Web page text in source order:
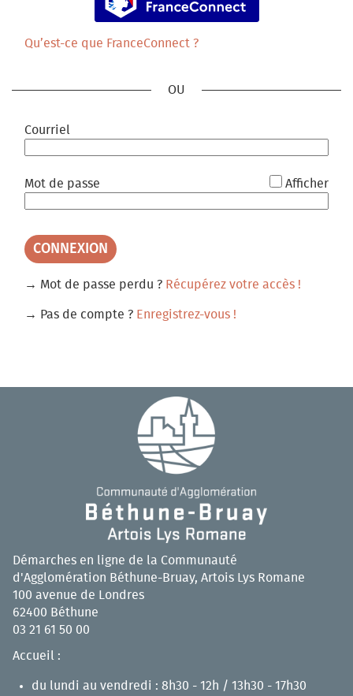
Petite Enfance
Prévention et Accès aux droits
Urbanisme
Qu’est-ce que FranceConnect ?
Courriel
Mot de passe Afficher
CONNEXION
→ Mot de passe perdu ? Récupérez votre accès !
→ Pas de compte ? Enregistrez-vous !
Démarches en ligne de la Communauté
d'Agglomération Béthune-Bruay, Artois Lys Romane
100 avenue de Londres
62400 Béthune
03 21 61 50 00
Accueil :
du lundi au vendredi : 8h30 - 12h / 13h30 - 17h30